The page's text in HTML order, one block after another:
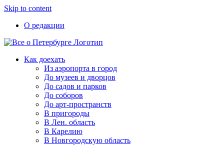
Skip to content
О редакции
Как доехать
Из аэропорта в город
До музеев и дворцов
До садов и парков
До соборов
До арт-пространств
В пригороды
В Лен. область
В Карелию
В Новгородскую область